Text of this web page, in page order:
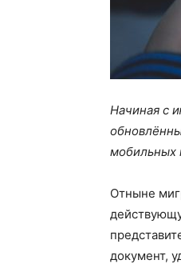
Начиная с
мобильных
Отныне
документ,